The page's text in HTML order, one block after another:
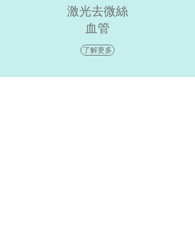
激光去微絲
血管
了解更多